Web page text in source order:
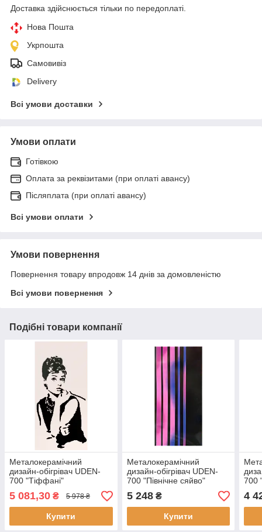
Доставка здійснюється тільки по передоплаті.
Нова Пошта
Укрпошта
Самовивіз
Delivery
Всі умови доставки
Умови оплати
Готівкою
Оплата за реквізитами (при оплаті авансу)
Післяплата (при оплаті авансу)
Всі умови оплати
Умови повернення
Повернення товару впродовж 14 днів за домовленістю
Всі умови повернення
Подібні товари компанії
Металокерамічний
дизайн-обігрівач UDEN-
700 "Тіффані"
5 081,30 ₴ 5 978 ₴
Купити
Металокерамічний
дизайн-обігрівач UDEN-
700 "Північне сяйво"
5 248₴
Купити
700
4